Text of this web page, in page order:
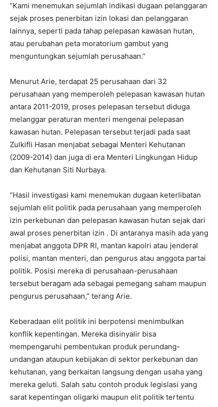
“Kami menemukan sejumlah indikasi dugaan pelanggaran
sejak proses penerbitan izin lokasi dan pelanggaran
lainnya, seperti pada tahap pelepasan kawasan hutan,
atau perubahan peta moratorium gambut yang
menguntungkan sejumlah perusahaan.”
Menurut Arie, terdapat 25 perusahaan dari 32
perusahaan yang memperoleh pelepasan kawasan hutan
antara 2011-2019, proses pelepasan tersebut diduga
melanggar peraturan menteri mengenai pelepasan
kawasan hutan. Pelepasan tersebut terjadi pada saat
Zulkifli Hasan menjabat sebagai Menteri Kehutanan
(2009-2014) dan juga di era Menteri Lingkungan Hidup
dan Kehutanan Siti Nurbaya.
“Hasil investigasi kami menemukan dugaan keterlibatan
sejumlah elit politik pada perusahaan yang memperoleh
izin perkebunan dan pelepasan kawasan hutan sejak dari
awal proses penerbitan izin . Di antaranya masih ada yang
menjabat anggota DPR RI, mantan kapolri atau jenderal
polisi, mantan menteri, dan pengurus atau anggota partai
politik. Posisi mereka di perusahaan-perusahaan
tersebut beragam ada sebagai pemegang saham maupun
pengurus perusahaan,” terang Arie.
Keberadaan elit politik ini berpotensi menimbulkan
konflik kepentingan. Mereka disinyalir bisa
mempengaruhi pembentukan produk perundang-
undangan ataupun kebijakan di sektor perkebunan dan
kehutanan, yang berkaitan langsung dengan usaha yang
mereka geluti. Salah satu contoh produk legislasi yang
sarat kepentingan oligarki maupun elit politik tertentu